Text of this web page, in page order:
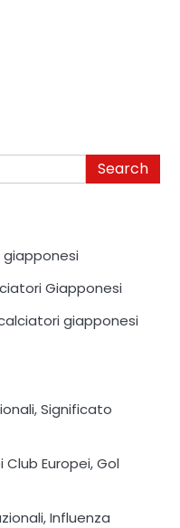
Giapponesi
giapponesi
Significato
Europei, Gol
Influenza